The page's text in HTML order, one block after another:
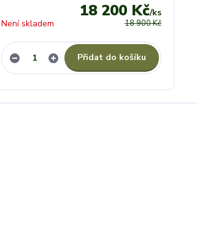
18 900 Kč
18 200 Kč/ks
Není skladem
Přidat do košíku